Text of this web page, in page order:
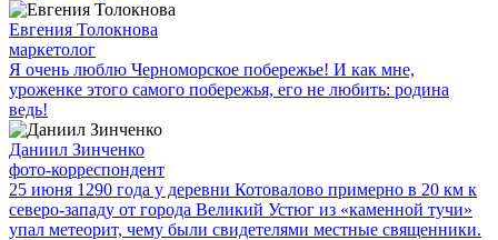
Евгения Толокнова
маркетолог
Я очень люблю Черноморское побережье! И как мне,
уроженке этого самого побережья, его не любить: родина
ведь!
Даниил Зинченко
фото-корреспондент
25 июня 1290 года у деревни Котовалово примерно в 20 км к
северо-западу от города Великий Устюг из «каменной тучи»
упал метеорит, чему были свидетелями местные священники.